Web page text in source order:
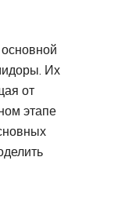
Их
от
этапе